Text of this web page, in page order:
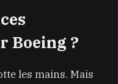
Boeing ?
les mains. Mais